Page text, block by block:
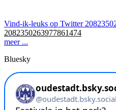
Vind-ik-leuks op Twitter
2082350263977861474
meer ...
Bluesky